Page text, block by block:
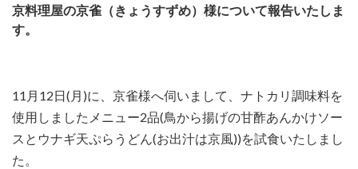
京料理屋の京雀（きょうすずめ）様について報告いたしま
す。
11月12日(月)に、京雀様へ伺いまして、ナトカリ調味料を
使用しましたメニュー2品(鳥から揚げの甘酢あんかけソー
スとウナギ天ぷらうどん(お出汁は京風))を試食いたしまし
た。